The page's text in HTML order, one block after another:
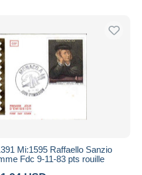
Mi:1595 Raffaello Sanzio
Fdc 9-11-83 pts rouille